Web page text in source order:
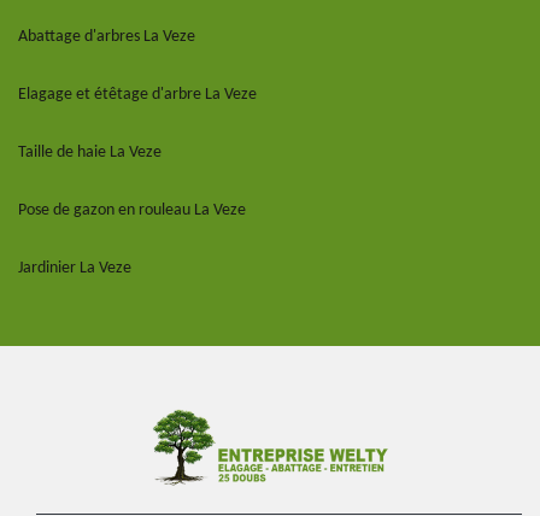
Abattage d'arbres La Veze
Elagage et étêtage d'arbre La Veze
Taille de haie La Veze
Pose de gazon en rouleau La Veze
Jardinier La Veze